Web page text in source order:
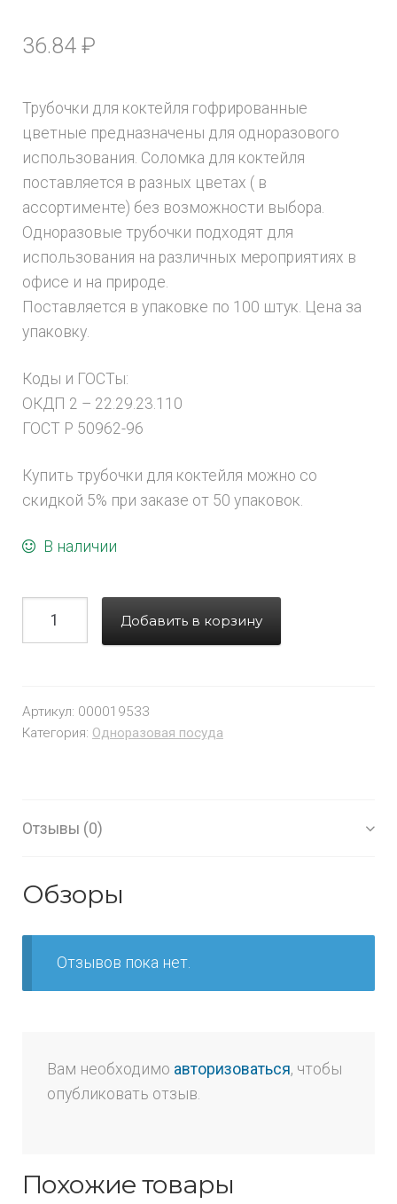
36.84 ₽
Трубочки для коктейля гофрированные
цветные предназначены для одноразового
использования. Соломка для коктейля
поставляется в разных цветах ( в
ассортименте) без возможности выбора.
Одноразовые трубочки подходят для
использования на различных мероприятиях в
офисе и на природе.
Поставляется в упаковке по 100 штук. Цена за
упаковку.
Коды и ГОСТы:
ОКДП 2 – 22.29.23.110
ГОСТ Р 50962-96
Купить трубочки для коктейля можно со
скидкой 5% при заказе от 50 упаковок.
В наличии
Добавить в корзину
Артикул: 000019533
Категория: Одноразовая посуда
Отзывы (0)
Обзоры
Отзывов пока нет.
Вам необходимо авторизоваться, чтобы
опубликовать отзыв.
Похожие товары